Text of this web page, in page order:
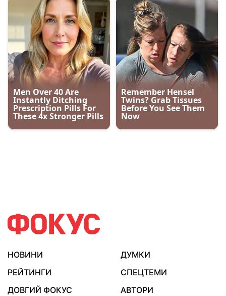
НОВИНИ
ДУМКИ
РЕЙТИНГИ
СПЕЦТЕМИ
ДОВГИЙ ФОКУС
АВТОРИ